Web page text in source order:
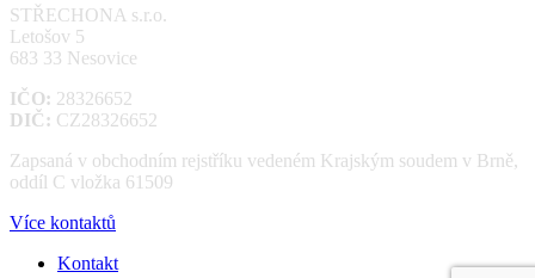
STŘECHONA s.r.o.
Letošov 5
683 33 Nesovice
IČO: 28326652
DIČ: CZ28326652
Zapsaná v obchodním rejstříku vedeném Krajským soudem v Brně,
oddíl C vložka 61509
Více kontaktů
Kontakt